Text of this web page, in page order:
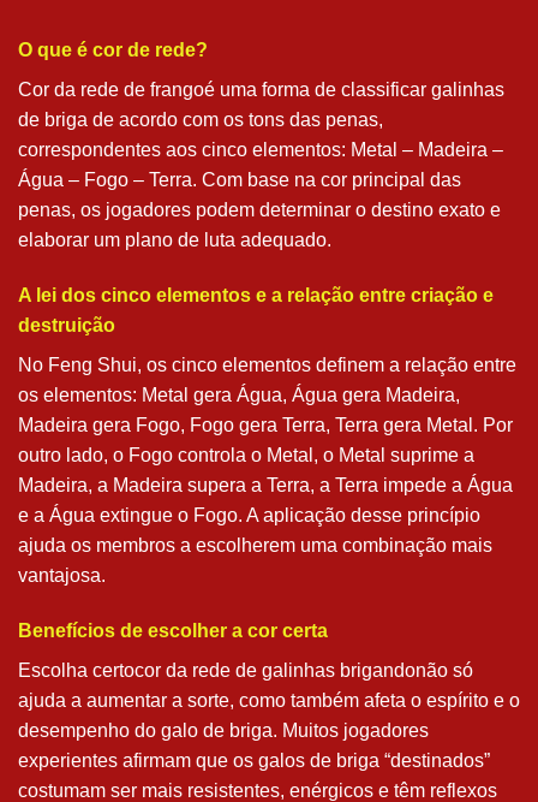
O que é cor de rede?
Cor da rede de frangoé uma forma de classificar galinhas
de briga de acordo com os tons das penas,
correspondentes aos cinco elementos: Metal – Madeira –
Água – Fogo – Terra. Com base na cor principal das
penas, os jogadores podem determinar o destino exato e
elaborar um plano de luta adequado.
A lei dos cinco elementos e a relação entre criação e
destruição
No Feng Shui, os cinco elementos definem a relação entre
os elementos: Metal gera Água, Água gera Madeira,
Madeira gera Fogo, Fogo gera Terra, Terra gera Metal. Por
outro lado, o Fogo controla o Metal, o Metal suprime a
Madeira, a Madeira supera a Terra, a Terra impede a Água
e a Água extingue o Fogo. A aplicação desse princípio
ajuda os membros a escolherem uma combinação mais
vantajosa.
Benefícios de escolher a cor certa
Escolha certocor da rede de galinhas brigandonão só
ajuda a aumentar a sorte, como também afeta o espírito e o
desempenho do galo de briga. Muitos jogadores
experientes afirmam que os galos de briga “destinados”
costumam ser mais resistentes, enérgicos e têm reflexos